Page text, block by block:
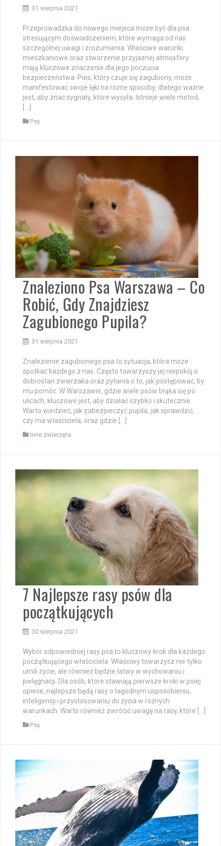
31 sierpnia 2021
Przeprowadzka do nowego miejsca może być dla psa
stresującym doświadczeniem, które wymaga od nas
szczególnej uwagi i zrozumienia. Właściwe warunki
mieszkaniowe oraz stworzenie przyjaznej atmosfery
mają kluczowe znaczenie dla jego poczucia
bezpieczeństwa. Pies, który czuje się zagubiony, może
manifestować swoje lęki na różne sposoby, dlatego ważne
jest, aby znać sygnały, które wysyła. Istnieje wiele metod,
[…]
Psy
Znaleziono Psa Warszawa – Co
Robić, Gdy Znajdziesz
Zagubionego Pupila?
31 sierpnia 2021
Znalezienie zagubionego psa to sytuacja, która może
spotkać każdego z nas. Często towarzyszy jej niepokój o
dobrostan zwierzaka oraz pytania o to, jak postępować, by
mu pomóc. W Warszawie, gdzie wiele psów błąka się po
ulicach, kluczowe jest, aby działać szybko i skutecznie.
Warto wiedzieć, jak zabezpieczyć pupila, jak sprawdzić,
czy ma właściciela, oraz gdzie […]
Inne zwierzęta
7 Najlepsze rasy psów dla
początkujących
30 sierpnia 2021
Wybór odpowiedniej rasy psa to kluczowy krok dla każdego
początkującego właściciela. Właściwy towarzysz nie tylko
umili życie, ale również będzie łatwy w wychowaniu i
pielęgnacji. Dla osób, które stawiają pierwsze kroki w psiej
opiece, najlepsze będą rasy o łagodnym usposobieniu,
inteligencji i przystosowaniu do życia w różnych
warunkach. Warto również zwrócić uwagę na rasy, które […]
Psy